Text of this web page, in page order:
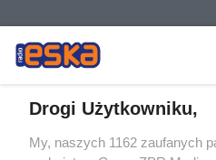
Drogi Użytkowniku,
My, naszych 1162 zaufanych